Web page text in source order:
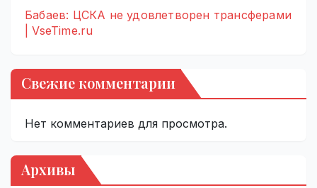
Бабаев: ЦСКА не удовлетворен трансферами
| VseTime.ru
Свежие комментарии
Нет комментариев для просмотра.
Архивы